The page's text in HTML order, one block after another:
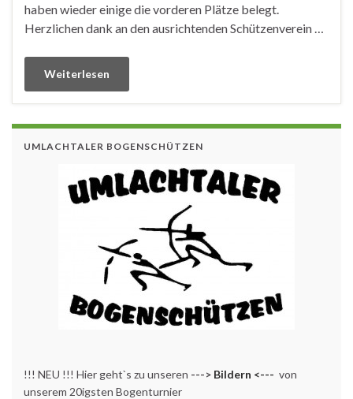
haben wieder einige die vorderen Plätze belegt.
Herzlichen dank an den ausrichtenden Schützenverein …
Weiterlesen
UMLACHTALER BOGENSCHÜTZEN
!!! NEU !!! Hier geht`s zu unseren ---> Bildern <--- von
unserem 20igsten Bogenturnier